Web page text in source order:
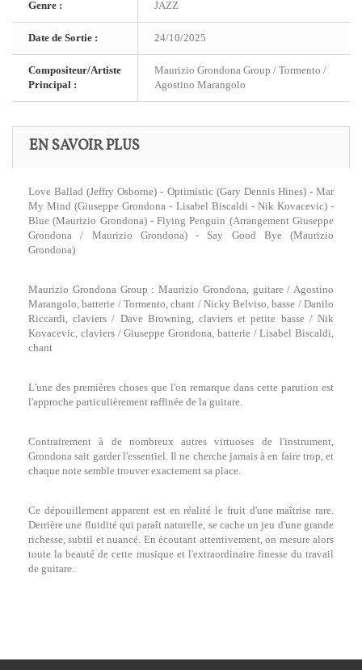
Genre : JAZZ
Date de Sortie : 24/10/2025
Compositeur/Artiste
Principal :
Maurizio Grondona Group / Tormento /
Agostino Marangolo
EN SAVOIR PLUS
Love Ballad (Jeffry Osborne) - Optimistic (Gary Dennis Hines) - Mar
My Mind (Giuseppe Grondona - Lisabel Biscaldi - Nik Kovacevic) -
Blue (Maurizio Grondona) - Flying Penguin (Arrangement Giuseppe
Grondona / Maurizio Grondona) - Say Good Bye (Maurizio
Grondona)
Maurizio Grondona Group : Maurizio Grondona, guitare / Agostino
Marangolo, batterie / Tormento, chant / Nicky Belviso, basse / Danilo
Riccardi, claviers / Dave Browning, claviers et petite basse / Nik
Kovacevic, claviers / Giuseppe Grondona, batterie / Lisabel Biscaldi,
chant
L'une des premières choses que l'on remarque dans cette parution est
l'approche particulièrement raffinée de la guitare.
Contrairement à de nombreux autres virtuoses de l'instrument,
Grondona sait garder l'essentiel. Il ne cherche jamais à en faire trop, et
chaque note semble trouver exactement sa place.
Ce dépouillement apparent est en réalité le fruit d'une maîtrise rare.
Derrière une fluidité qui paraît naturelle, se cache un jeu d'une grande
richesse, subtil et nuancé. En écoutant attentivement, on mesure alors
toute la beauté de cette musique et l'extraordinaire finesse du travail
de guitare.